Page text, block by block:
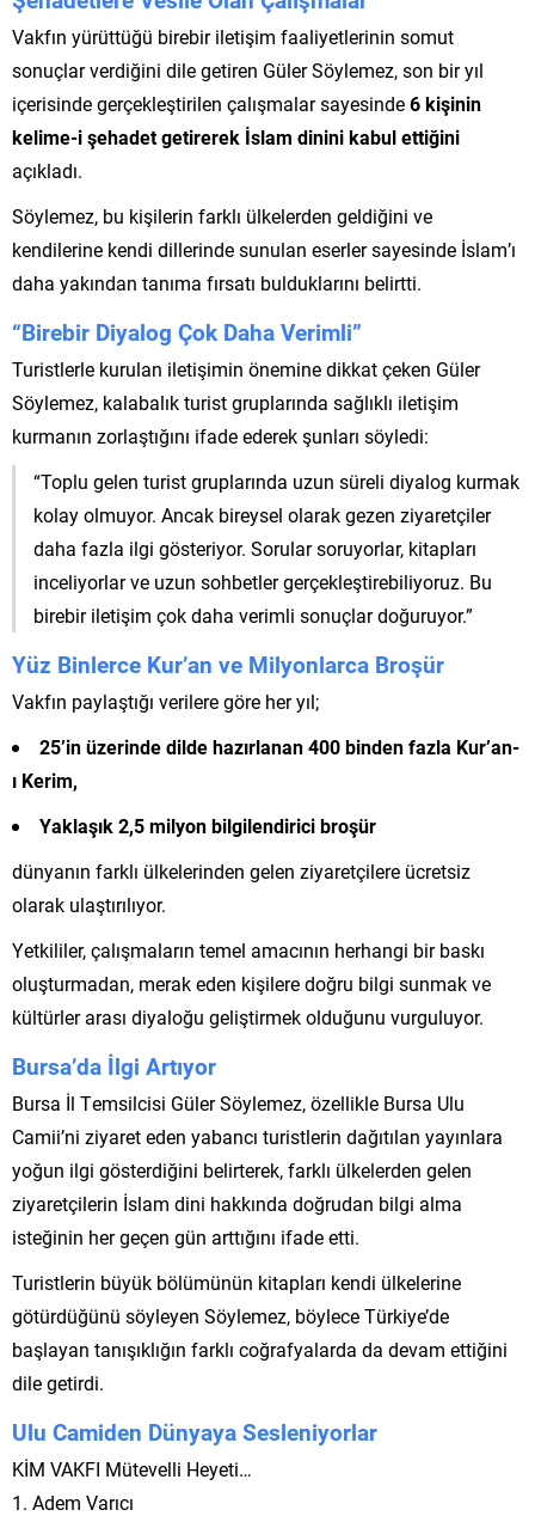
Vakfın yürüttüğü birebir iletişim faaliyetlerinin somut
sonuçlar verdiğini dile getiren Güler Söylemez, son bir yıl
içerisinde gerçekleştirilen çalışmalar sayesinde6 kişinin
kelime-i şehadet getirerek İslam dinini kabul ettiğini
açıkladı.
Söylemez, bu kişilerin farklı ülkelerden geldiğini ve
kendilerine kendi dillerinde sunulan eserler sayesinde İslam’ı
daha yakından tanıma fırsatı bulduklarını belirtti.
“Birebir Diyalog Çok Daha Verimli”
Turistlerle kurulan iletişimin önemine dikkat çeken Güler
Söylemez, kalabalık turist gruplarında sağlıklı iletişim
kurmanın zorlaştığını ifade ederek şunları söyledi:
“Toplu gelen turist gruplarında uzun süreli diyalog kurmak
kolay olmuyor. Ancak bireysel olarak gezen ziyaretçiler
daha fazla ilgi gösteriyor. Sorular soruyorlar, kitapları
inceliyorlar ve uzun sohbetler gerçekleştirebiliyoruz. Bu
birebir iletişim çok daha verimli sonuçlar doğuruyor.”
Yüz Binlerce Kur’an ve Milyonlarca Broşür
Vakfın paylaştığı verilere göre her yıl;
25’in üzerinde dilde hazırlanan 400 binden fazla Kur’an-
ı Kerim,
Yaklaşık 2,5 milyon bilgilendirici broşür
dünyanın farklı ülkelerinden gelen ziyaretçilere ücretsiz
olarak ulaştırılıyor.
Yetkililer, çalışmaların temel amacının herhangi bir baskı
oluşturmadan, merak eden kişilere doğru bilgi sunmak ve
kültürler arası diyaloğu geliştirmek olduğunu vurguluyor.
Bursa’da İlgi Artıyor
Bursa İl Temsilcisi Güler Söylemez, özellikle Bursa Ulu
Camii’ni ziyaret eden yabancı turistlerin dağıtılan yayınlara
yoğun ilgi gösterdiğini belirterek, farklı ülkelerden gelen
ziyaretçilerin İslam dini hakkında doğrudan bilgi alma
isteğinin her geçen gün arttığını ifade etti.
Turistlerin büyük bölümünün kitapları kendi ülkelerine
götürdüğünü söyleyen Söylemez, böylece Türkiye’de
başlayan tanışıklığın farklı coğrafyalarda da devam ettiğini
dile getirdi.
Ulu Camiden Dünyaya Sesleniyorlar
KİM VAKFI Mütevelli Heyeti…
1. Adem Varıcı